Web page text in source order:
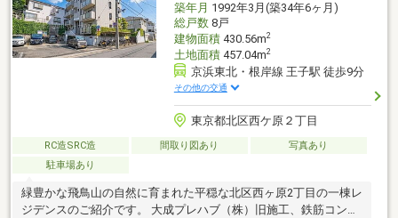
築年月 1992年3月(築34年6ヶ月)
総戸数8戸
建物面積430.56m2
土地面積457.04m2
京浜東北・根岸線 王子駅 徒歩9分
その他の交通
東京都北区西ケ原２丁目
RC造SRC造 間取り図あり
写真あり
駐車場あり
緑豊かな飛鳥山の自然に育まれた平穏な北区西ヶ原2丁目の一棟レ
ジデンスのご紹介です。 大成プレハブ（株）旧施工、鉄筋コンク